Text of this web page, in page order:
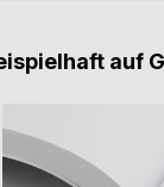
auf